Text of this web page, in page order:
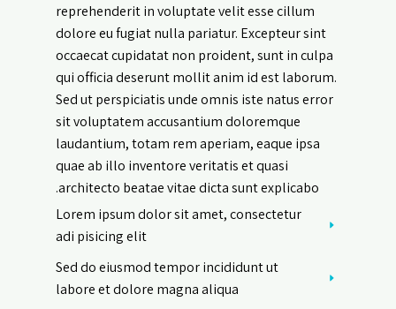
reprehenderit in voluptate velit esse cillum
dolore eu fugiat nulla pariatur. Excepteur sint
occaecat cupidatat non proident, sunt in culpa
qui officia deserunt mollit anim id est laborum.
Sed ut perspiciatis unde omnis iste natus error
sit voluptatem accusantium doloremque
laudantium, totam rem aperiam, eaque ipsa
quae ab illo inventore veritatis et quasi
architecto beatae vitae dicta sunt explicabo.
Lorem ipsum dolor sit amet, consectetur
adi pisicing elit
Sed do eiusmod tempor incididunt ut
labore et dolore magna aliqua